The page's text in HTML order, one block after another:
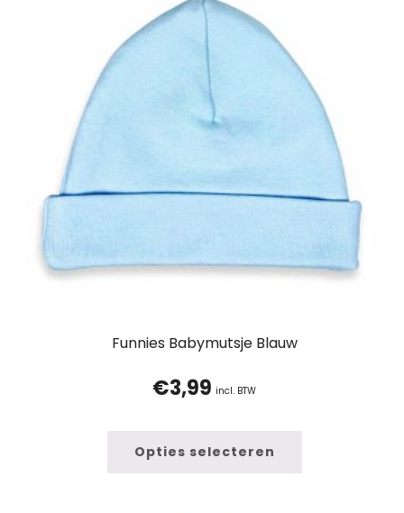
Funnies Babymutsje Blauw
€3,99 incl. BTW
Opties selecteren